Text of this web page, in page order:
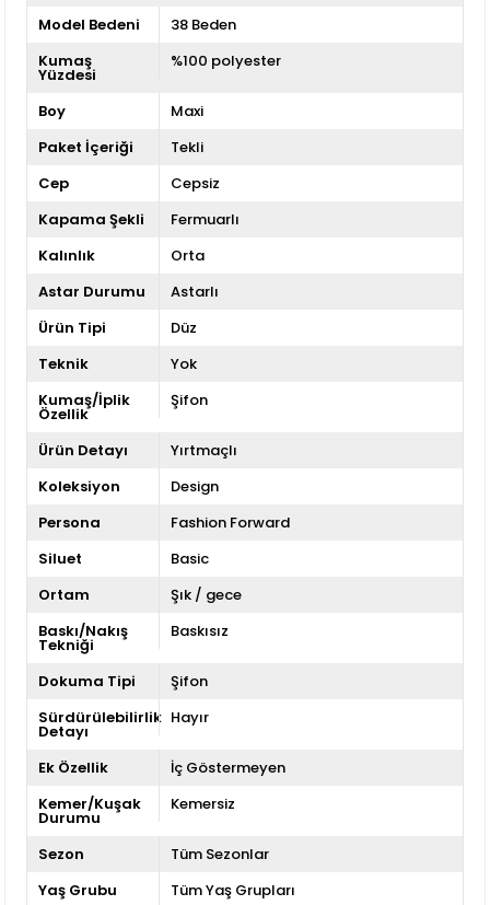
Model Bedeni
38 Beden
Kumaş
Yüzdesi
%100 polyester
Boy
Maxi
Paket İçeriği
Tekli
Cep
Cepsiz
Kapama Şekli
Fermuarlı
Kalınlık
Orta
Astar Durumu
Astarlı
Ürün Tipi
Düz
Teknik
Yok
Kumaş/İplik
Özellik
Şifon
Ürün Detayı
Yırtmaçlı
Koleksiyon
Design
Persona
Fashion Forward
Siluet
Basic
Ortam
Şık / gece
Baskı/Nakış
Tekniği
Baskısız
Dokuma Tipi
Şifon
Sürdürülebilirlik
Detayı
Hayır
Ek Özellik
İç Göstermeyen
Kemer/Kuşak
Durumu
Kemersiz
Sezon
Tüm Sezonlar
Yaş Grubu
Tüm Yaş Grupları